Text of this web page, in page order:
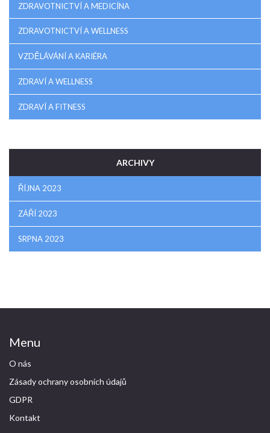
ZDRAVOTNICTVÍ A MEDICÍNA
ZDRAVOTNICTVÍ A WELLNESS
VZDĚLÁVÁNÍ A KARIÉRA
ZDRAVÍ A WELLNESS
ZDRAVÍ A FITNESS
ARCHIVY
ŘÍJNA 2023
ZÁŘÍ 2023
SRPNA 2023
Menu
O nás
Zásady ochrany osobních údajů
GDPR
Kontakt